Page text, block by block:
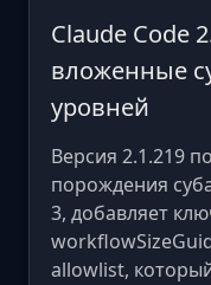
Claude Code
вложенные
уровней
Версия 2.1.219
порождения
3, добавляет
allowlist,